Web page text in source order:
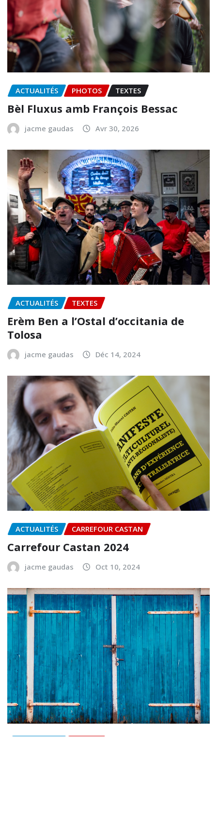
ACTUALITÉS PHOTOS TEXTES
Bèl Fluxus amb François Bessac
jacme gaudas Avr 30, 2026
ACTUALITÉS TEXTES
Erèm Ben a l’Ostal d’occitania de
Tolosa
jacme gaudas Déc 14, 2024
ACTUALITÉS CARREFOUR CASTAN
Carrefour Castan 2024
jacme gaudas Oct 10, 2024